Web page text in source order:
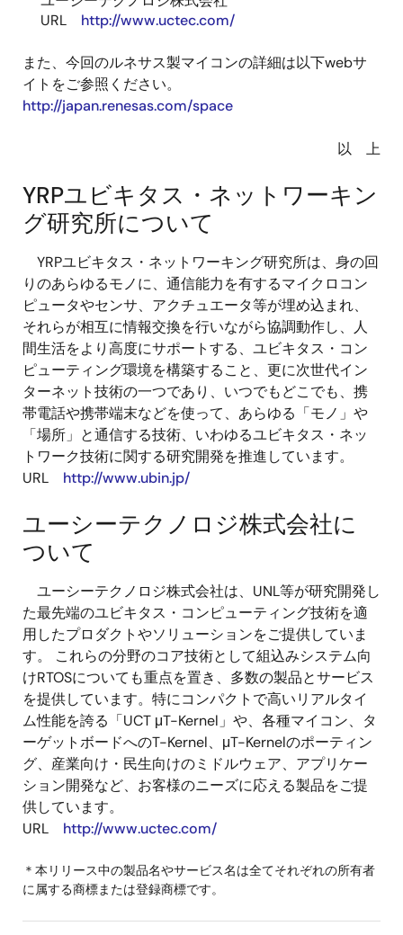
URL http://www.uctec.com/
また、今回のルネサス製マイコンの詳細は以下webサ
イトをご参照ください。
http://japan.renesas.com/space
以 上
YRPユビキタス・ネットワーキン
グ研究所について
YRPユビキタス・ネットワーキング研究所は、身の回
りのあらゆるモノに、通信能力を有するマイクロコン
ピュータやセンサ、アクチュエータ等が埋め込まれ、
それらが相互に情報交換を行いながら協調動作し、人
間生活をより高度にサポートする、ユビキタス・コン
ピューティング環境を構築すること、更に次世代イン
ターネット技術の一つであり、いつでもどこでも、携
帯電話や携帯端末などを使って、あらゆる「モノ」や
「場所」と通信する技術、いわゆるユビキタス・ネッ
トワーク技術に関する研究開発を推進しています。
URL http://www.ubin.jp/
ユーシーテクノロジ株式会社に
ついて
ユーシーテクノロジ株式会社は、UNL等が研究開発し
た最先端のユビキタス・コンピューティング技術を適
用したプロダクトやソリューションをご提供していま
す。 これらの分野のコア技術として組込みシステム向
けRTOSについても重点を置き、多数の製品とサービス
を提供しています。特にコンパクトで高いリアルタイ
ム性能を誇る「UCT μT-Kernel」や、各種マイコン、タ
ーゲットボードへのT-Kernel、μT-Kernelのポーティン
グ、産業向け・民生向けのミドルウェア、アプリケー
ション開発など、お客様のニーズに応える製品をご提
供しています。
URL http://www.uctec.com/
＊本リリース中の製品名やサービス名は全てそれぞれの所有者
に属する商標または登録商標です。